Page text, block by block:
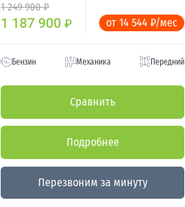
1 249 900 ₽
1 187 900 ₽ от 14 544 ₽/мес
Бензин Механика Передний
Сравнить
Подробнее
Перезвоним за минуту